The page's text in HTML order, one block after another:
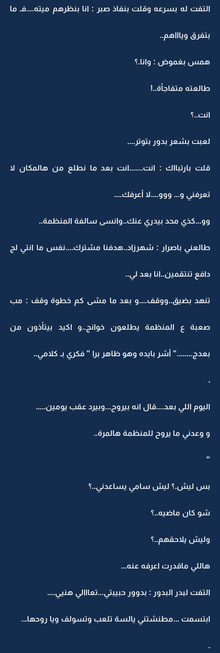
التفت له بسرعه وقلت بنفاذ صبر : انا بنظرهم ميته....فـ ما
بتفرق وياااهم..
همس بغموض : وانا.؟
طالعته متفاجأة..!
انت..؟
لعبت بشعر بدور بتوتر....
قلت بارتبااك : انت.......انت بعد ما نطلع من هالمكان لا
تعرفني و... ووو....لا أعرفك....
وو...كذي محد بيدري عنك..وانسى سالفة المنظمة..
طالعني باصرار : شهرزاد..هدفنا مشترك....نفس ما انتي لج
دافع تنتقمين..انا بعد لي..
تنهد بضيق..ووقف....و بعد ما مشى كم خطوة وقف : مب
صعبة ع المنظمة يطلعون خوانج..و اكيد بيتأذون من
بعدج........" أشر بايده وهو ظاهر برا " فكري بـ كلامي..
،
اليوم اللي بعد....قال انه بيروح...وبيرد عقب يومين.....
و وعدني ما يروح للمنظمة هالمرة..
"
بس ليش.؟ ليش سامي يساعدني..؟
شو كان ماضيه..؟
وليش يلاحقهم..؟
هاللي ماقدرت اعرفه عنه...
التفت لبدر البدور : بدوور حبيبتي...تعااالي هنيي....
ابتسمت ...مطنشتني يالسة تلعب وتسولف ويا روحها...
.